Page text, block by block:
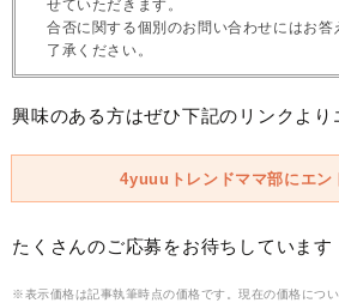
せていただきます。
合否に関する個別のお問い合わせにはお
了承ください。
興味のある方はぜひ下記のリンクより
4yuuuトレンドママ部にエン
たくさんのご応募をお待ちしています
※表示価格は記事執筆時点の価格です。現在の価格につ